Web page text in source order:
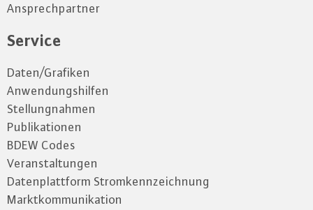
Ansprechpartner
Service
Daten/Grafiken
Anwendungshilfen
Stellungnahmen
Publikationen
BDEW Codes
Veranstaltungen
Datenplattform Stromkennzeichnung
Marktkommunikation